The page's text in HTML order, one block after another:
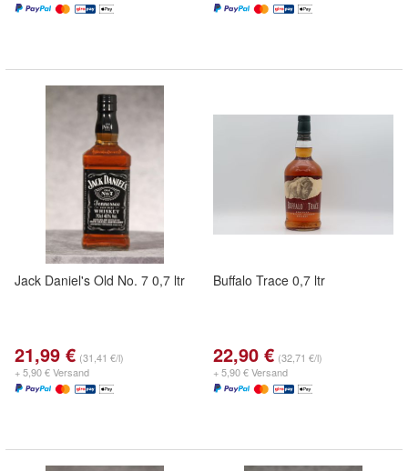
Jack Daniel's Old No. 7 0,7 ltr
21,99 € (31,41 €/l)
+ 5,90 € Versand
Buffalo Trace 0,7 ltr
22,90 € (32,71 €/l)
+ 5,90 € Versand